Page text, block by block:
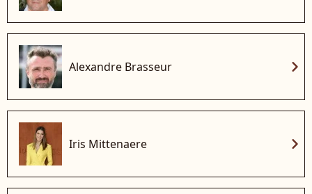
Alexandre Brasseur chevron_right
Iris Mittenaere chevron_right